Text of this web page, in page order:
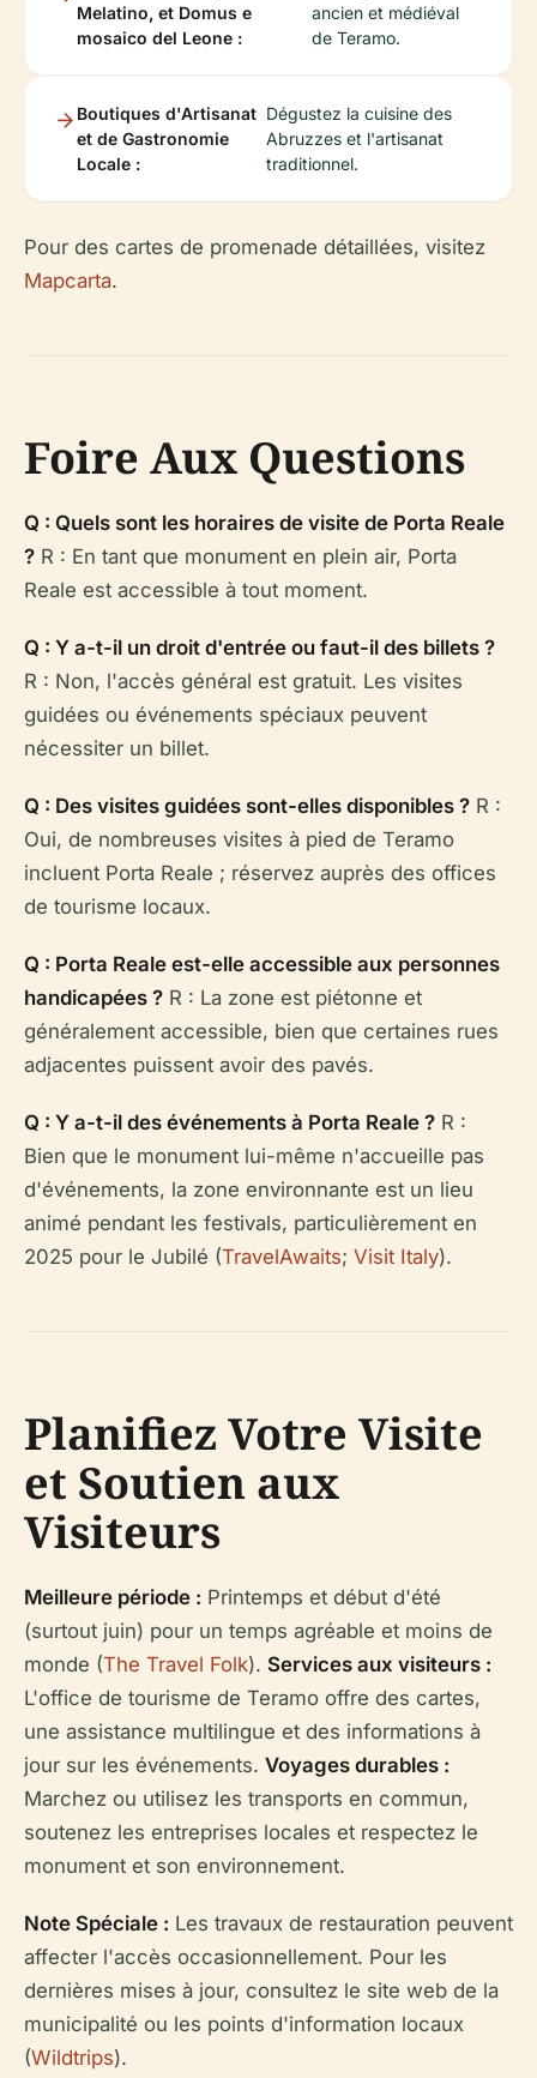
Melatino, et Domus e
mosaico del Leone :
ancien et médiéval
de Teramo.
Boutiques d'Artisanat
et de Gastronomie
Locale :
Dégustez la cuisine des
Abruzzes et l'artisanat
traditionnel.
Pour des cartes de promenade détaillées, visitez
Mapcarta.
Foire Aux Questions
Q : Quels sont les horaires de visite de Porta Reale
? R : En tant que monument en plein air, Porta
Reale est accessible à tout moment.
Q : Y a-t-il un droit d'entrée ou faut-il des billets ?
R : Non, l'accès général est gratuit. Les visites
guidées ou événements spéciaux peuvent
nécessiter un billet.
Q : Des visites guidées sont-elles disponibles ? R :
Oui, de nombreuses visites à pied de Teramo
incluent Porta Reale ; réservez auprès des offices
de tourisme locaux.
Q : Porta Reale est-elle accessible aux personnes
handicapées ? R : La zone est piétonne et
généralement accessible, bien que certaines rues
adjacentes puissent avoir des pavés.
Q : Y a-t-il des événements à Porta Reale ? R :
Bien que le monument lui-même n'accueille pas
d'événements, la zone environnante est un lieu
animé pendant les festivals, particulièrement en
2025 pour le Jubilé (TravelAwaits; Visit Italy).
Planifiez Votre Visite
et Soutien aux
Visiteurs
Meilleure période : Printemps et début d'été
(surtout juin) pour un temps agréable et moins de
monde (The Travel Folk). Services aux visiteurs :
L'office de tourisme de Teramo offre des cartes,
une assistance multilingue et des informations à
jour sur les événements. Voyages durables :
Marchez ou utilisez les transports en commun,
soutenez les entreprises locales et respectez le
monument et son environnement.
Note Spéciale : Les travaux de restauration peuvent
affecter l'accès occasionnellement. Pour les
dernières mises à jour, consultez le site web de la
municipalité ou les points d'information locaux
(Wildtrips).